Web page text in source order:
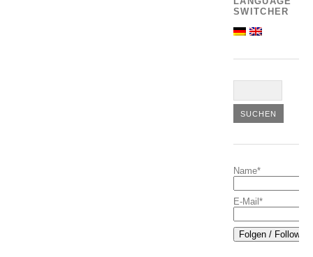
SWITCHER
Name*
E-Mail*